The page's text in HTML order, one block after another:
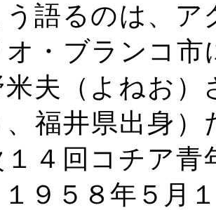
語るのは、ア
・ブランコ市
米夫（よねお）
、福井県出身）
４回コチア青
１９５８年５月